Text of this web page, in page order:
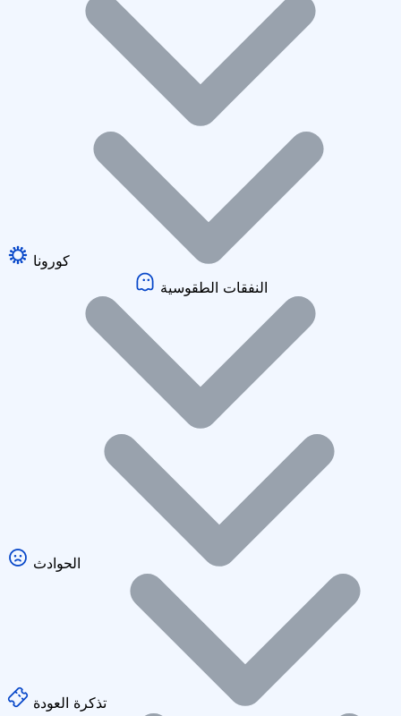
كورونا
النفقات الطقوسية